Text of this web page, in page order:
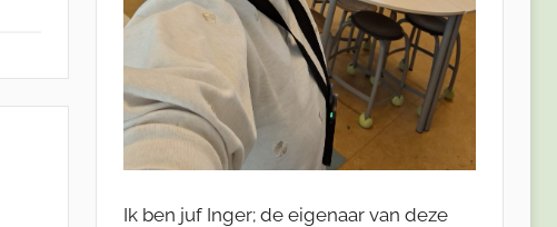
Ik ben juf Inger; de eigenaar van deze